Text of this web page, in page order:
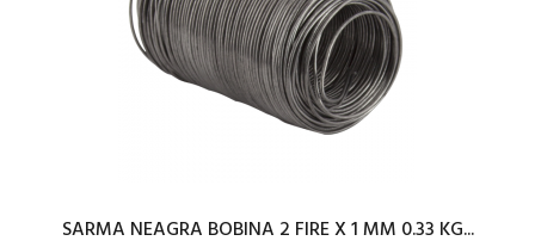
SARMA NEAGRA BOBINA 2 FIRE X 1 MM 0.33 KG...